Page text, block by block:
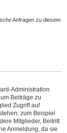
Anfragen zu diesem
Administration
Beiträge zu
Zugriff auf
zum Beispiel
Mitglieder, Beitritt
Anmeldung, da sie